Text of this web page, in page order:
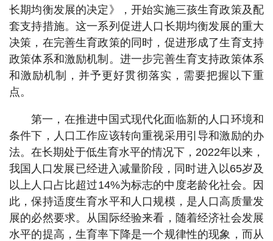
长期均衡发展的决定》，开始实施三孩生育政策及配
套支持措施。这一系列促进人口长期均衡发展的重大
决策，在完善生育政策的同时，促进形成了生育支持
政策体系和激励机制。进一步完善生育支持政策体系
和激励机制，并予更好贯彻落实，需要把握以下重
点。
第一，在推进中国式现代化面临新的人口环境和
条件下，人口工作应该转向重视采用引导和激励的办
法。在长期处于低生育水平的情况下，2022年以来，
我国人口发展已经进入减量阶段，同时进入以65岁及
以上人口占比超过14%为标志的中度老龄化社会。因
此，保持适度生育水平和人口规模，是人口高质量发
展的必然要求。从国际经验来看，随着经济社会发展
水平的提高，生育率下降是一个规律性的现象，而从